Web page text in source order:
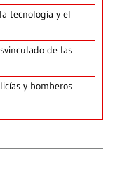
tecnología y el
de las
y bomberos